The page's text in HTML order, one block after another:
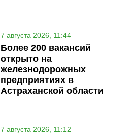
7 августа 2026, 11:44
Более 200 вакансий
открыто на
железнодорожных
предприятиях в
Астраханской области
7 августа 2026, 11:12